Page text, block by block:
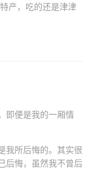
产，吃的还是津津
即便是我的一厢情
我所后悔的。其实很
后悔，虽然我不曾后